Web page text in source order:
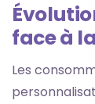
face à
Les